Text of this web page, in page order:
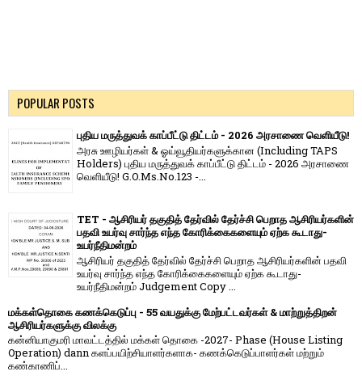
POPULAR POSTS
புதிய மருத்துவக் காப்பீட்டு திட்டம் - 2026 அரசாணை வெளியீடு!
அரசு ஊழியர்கள் & ஓய்வூதியர்களுக்கான (Including TAPS
Holders) புதிய மருத்துவக் காப்பீட்டு திட்டம் - 2026 அரசாணை
வெளியீடு! G.O.Ms.No.123 -...
TET - ஆசிரியர் தகுதித் தேர்வில் தேர்ச்சி பெறாத ஆசிரியர்களின்
பதவி உயர்வு சார்ந்த எந்த கோரிக்கைகளையும் ஏற்க கூடாது-
உயர்நீதிமன்றம்
ஆசிரியர் தகுதித் தேர்வில் தேர்ச்சி பெறாத ஆசிரியர்களின் பதவி
உயர்வு சார்ந்த எந்த கோரிக்கைகளையும் ஏற்க கூடாது-
உயர்நீதிமன்றம் Judgement Copy ...
மக்கள்தொகை கணக்கெடுப்பு - 55 வயதுக்கு மேற்பட்டவர்கள் & மாற்றுத்திறன்
ஆசிரியர்களுக்கு விலக்கு
கன்னியாகுமரி மாவட்டத்தில் மக்கள் தொகை -2027- Phase (House Listing
Operation) dann களப்பயிற்சியாளர்களாக- கணக்கெடுப்பாளர்கள் மற்றும்
கண்காணிப்...